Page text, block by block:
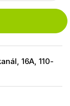
16A, 110-